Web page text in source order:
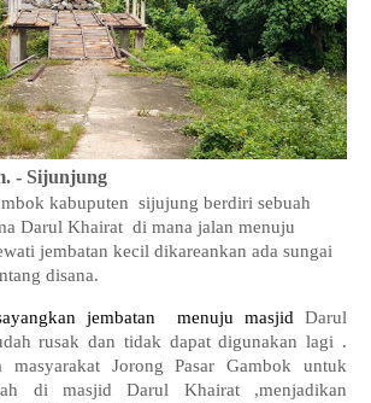
- Sijunjung
kabuputen sijujung berdiri sebuah
Darul Khairat di mana jalan menuju
jembatan kecil dikareankan ada sungai
disana.
jembatan menuju masjid Darul
rusak dan tidak dapat digunakan lagi .
masyarakat Jorong Pasar Gambok untuk
di masjid Darul Khairat ,menjadikan